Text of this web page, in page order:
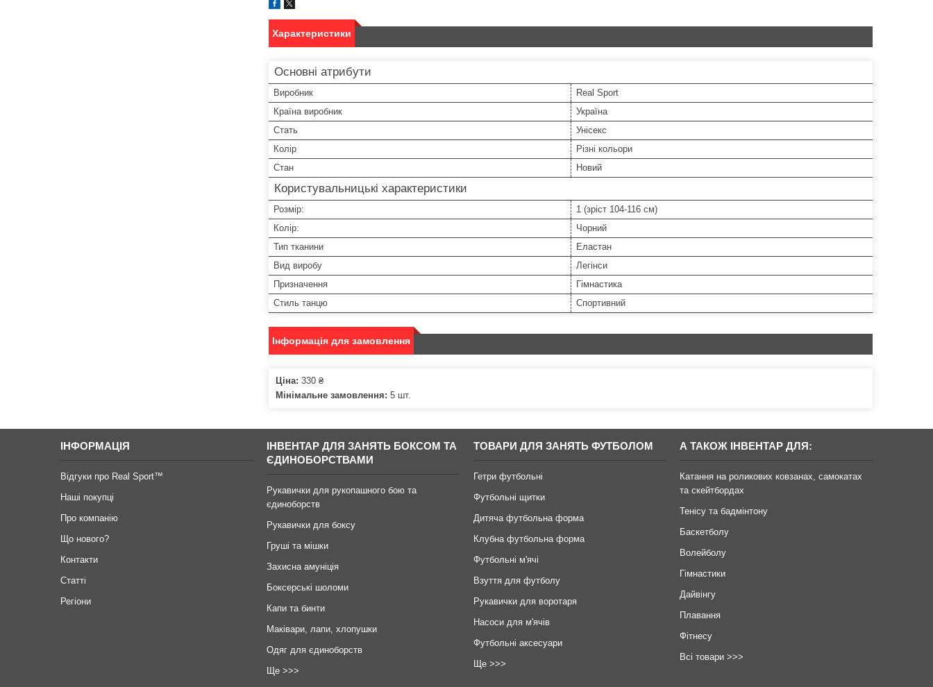
Характеристики
Основні атрибути
Виробник
Real Sport
Країна виробник
Україна
Стать
Унісекс
Колір
Різні кольори
Стан
Новий
Користувальницькі характеристики
Розмір:
1 (зріст 104-116 см)
Колір:
Чорний
Тип тканини
Еластан
Вид виробу
Легінси
Призначення
Гімнастика
Стиль танцю
Спортивний
Інформація для замовлення
Ціна: 330 ₴
Мінімальне замовлення: 5 шт.
ІНФОРМАЦІЯ
Відгуки про Real Sport™
Наші покупці
Про компанію
Що нового?
Контакти
Статті
Регіони
ІНВЕНТАР ДЛЯ ЗАНЯТЬ БОКСОМ ТА
ЄДИНОБОРСТВАМИ
Рукавички для рукопашного бою та
єдиноборств
Рукавички для боксу
Груші та мішки
Захисна амуніція
Боксерські шоломи
Капи та бинти
Маківари, лапи, хлопушки
Одяг для єдиноборств
Ще >>>
ТОВАРИ ДЛЯ ЗАНЯТЬ ФУТБОЛОМ
Гетри футбольні
Футбольні щитки
Дитяча футбольна форма
Клубна футбольна форма
Футбольні м'ячі
Взуття для футболу
Рукавички для воротаря
Насоси для м'ячів
Футбольні аксесуари
Ще >>>
А ТАКОЖ ІНВЕНТАР ДЛЯ:
Катання на роликових ковзанах, самокатах
та скейтбордах
Тенісу та бадмінтону
Баскетболу
Волейболу
Гімнастики
Дайвінгу
Плавання
Фітнесу
Всі товари >>>